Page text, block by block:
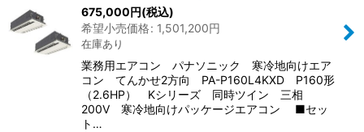
675,000円(税込)
希望小売価格: 1,501,200円
在庫あり
業務用エアコン パナソニック 寒冷地向けエア
コン てんかせ2方向 PA-P160L4KXD P160形
（2.6HP） Kシリーズ 同時ツイン 三相
200V 寒冷地向けパッケージエアコン ■セッ
ト…